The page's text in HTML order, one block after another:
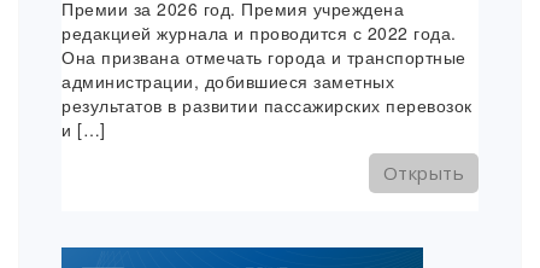
Премии за 2026 год. Премия учреждена
редакцией журнала и проводится с 2022 года.
Она призвана отмечать города и транспортные
администрации, добившиеся заметных
результатов в развитии пассажирских перевозок
и […]
Открыть